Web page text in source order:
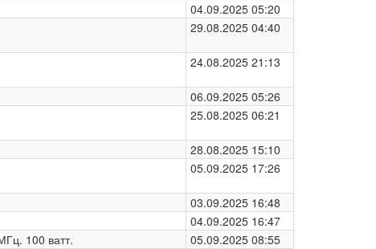
04.09.2025 05:20
29.08.2025 04:40
24.08.2025 21:13
06.09.2025 05:26
25.08.2025 06:21
28.08.2025 15:10
05.09.2025 17:26
03.09.2025 16:48
04.09.2025 16:47
100 ватт.
05.09.2025 08:55